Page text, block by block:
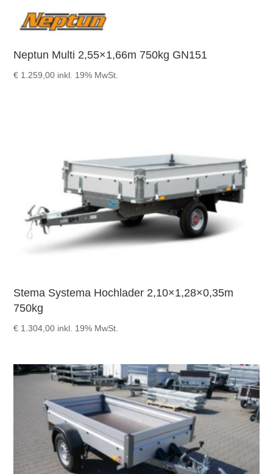
Neptun Multi 2,55×1,66m 750kg GN151
€ 1.259,00 inkl. 19% MwSt.
Stema Systema Hochlader 2,10×1,28×0,35m
750kg
€ 1.304,00 inkl. 19% MwSt.